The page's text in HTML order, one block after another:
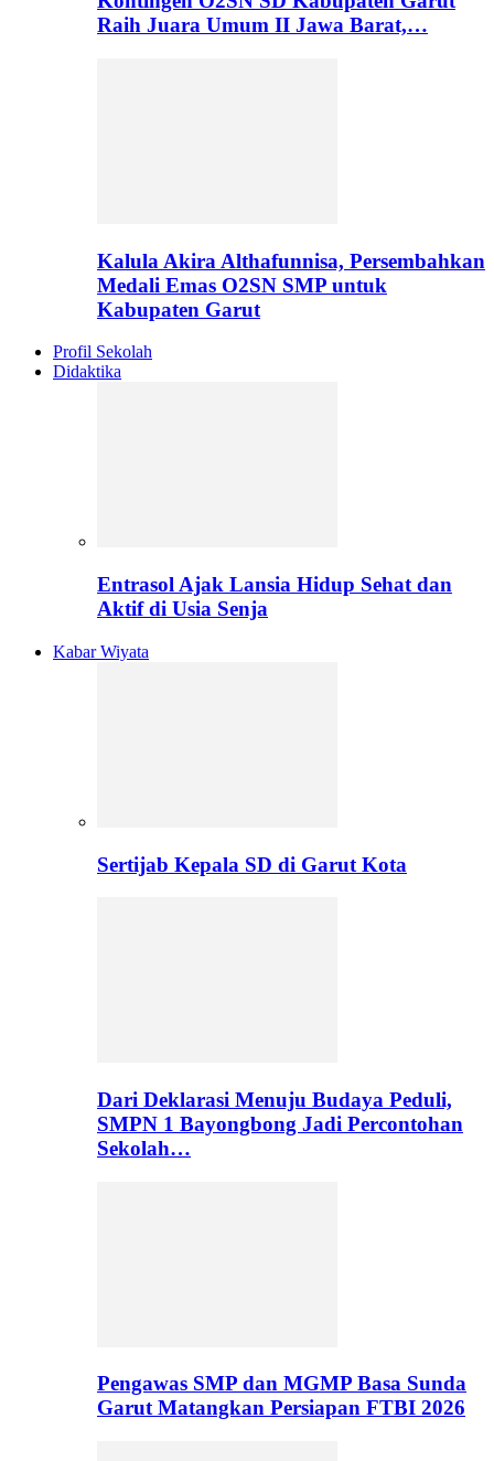
Raih Juara Umum II Jawa Barat,…
Kalula Akira Althafunnisa, Persembahkan
Medali Emas O2SN SMP untuk
Kabupaten Garut
Profil Sekolah
Didaktika
Entrasol Ajak Lansia Hidup Sehat dan
Aktif di Usia Senja
Kabar Wiyata
Sertijab Kepala SD di Garut Kota
Dari Deklarasi Menuju Budaya Peduli,
SMPN 1 Bayongbong Jadi Percontohan
Sekolah…
Pengawas SMP dan MGMP Basa Sunda
Garut Matangkan Persiapan FTBI 2026